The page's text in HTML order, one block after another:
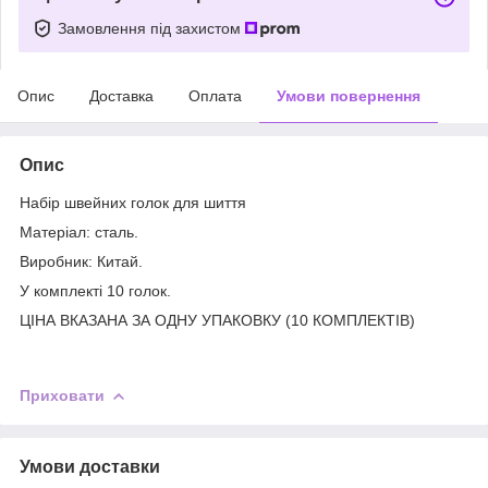
Замовлення під захистом
Опис Доставка Оплата Умови повернення
Опис
Набір швейних голок для шиття
Матеріал: сталь.
Виробник: Китай.
У комплекті 10 голок.
ЦІНА ВКАЗАНА ЗА ОДНУ УПАКОВКУ (10 КОМПЛЕКТІВ)
Приховати
Умови доставки